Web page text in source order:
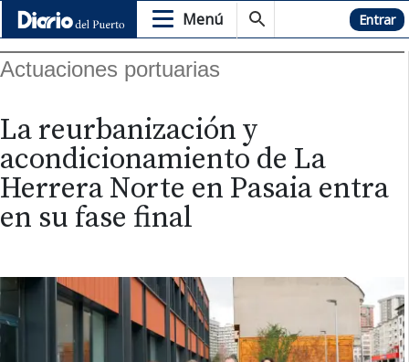
Menú Hemeroteca Entrar
Actuaciones portuarias
La reurbanización y
acondicionamiento de La
Herrera Norte en Pasaia entra
en su fase final